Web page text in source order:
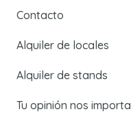
Contacto
Alquiler de locales
Alquiler de stands
Tu opinión nos importa